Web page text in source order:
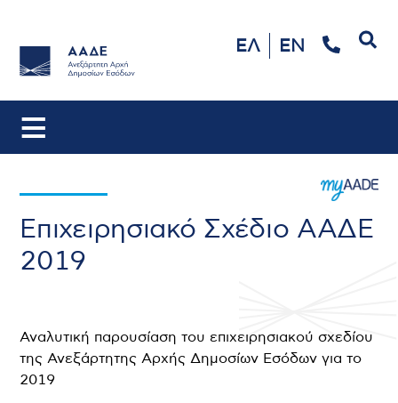
ΕΛ EN
Επιχειρησιακό Σχέδιο ΑΑΔΕ
2019
Αναλυτική παρουσίαση του επιχειρησιακού σχεδίου
της Ανεξάρτητης Αρχής Δημοσίων Εσόδων για το
2019